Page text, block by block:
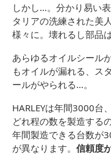
しかし…。分かり易い
タリアの洗練された美
様々に。壊れるし部品
あらゆるオイルシール
もオイルが漏れる、ス
ールがやられる…。
HARLEYは年間3000台
どれ程の数を製造する
年間製造できる台数が
が異なります。 信頼度